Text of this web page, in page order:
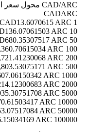
CAD/ARC محول سعر الصرف
CADARC
1 CAD
13.6070615 ARC
10 CAD
136.07061503 ARC
50 CAD
680.35307517 ARC
100 CAD
ARC
200 CAD
ARC
500 CAD
ARC
1000 CAD
ARC
2000 CAD
ARC
5000 CAD
ARC
10000 CAD
ARC
50000 CAD
ARC
100000 CAD
ARC